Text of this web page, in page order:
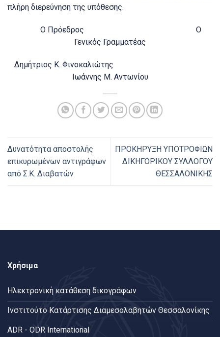
πλήρη διερεύνηση της υπόθεσης.
Ο Πρόεδρος Ο
Γενικός Γραμματέας
Δημήτριος Κ. Φινοκαλιώτης
Ιωάννης Μ. Αντωνίου
Δυνατότητα αποστολής
επικυρωμένων αντιγράφων
από Σ.Κ. Διαβατών
ΠΡΟΚΗΡΥΞΗ ΥΠΟΤΡΟΦΙΩΝ
ΔΙΚΗΓΟΡΙΚΟΥ ΣΥΛΛΟΓΟΥ
ΘΕΣΣΑΛΟΝΙΚΗΣ
Χρήσιμα
Ηλεκτρονική κατάθεση δικογράφων
Ινστιτούτο Κατάρτισης Διαμεσολαβητών Θεσσαλονίκης
ADR - ODR International